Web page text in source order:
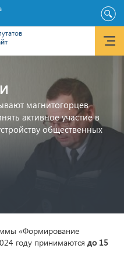
магнитогорцев
активное участие в
общественных
«Формирование
году принимаются до 15